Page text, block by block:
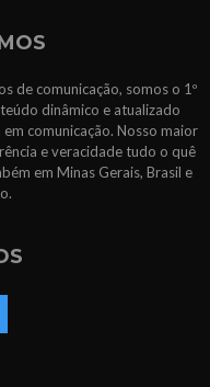
de comunicação, somos o 1º
dinâmico e atualizado
comunicação. Nosso maior
e veracidade tudo o quê
em Minas Gerais, Brasil e